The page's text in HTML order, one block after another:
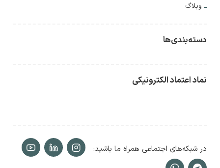
وبلاگ
دسته‌بندی‌ها
نماد اعتماد الکترونیکی
در شبکه‌های اجتماعی همراه ما باشید: